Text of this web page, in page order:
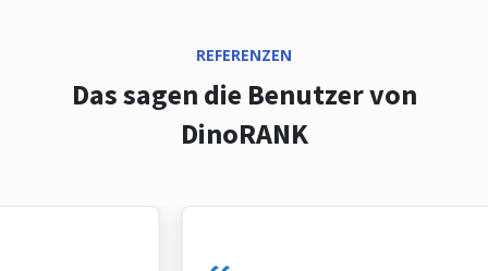
REFERENZEN
Das sagen die Benutzer von
DinoRANK